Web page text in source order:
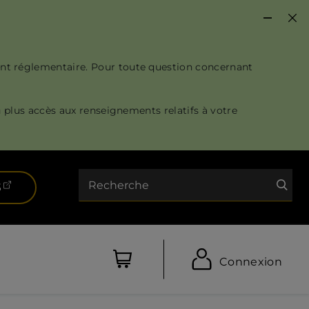
réglementaire. Pour toute question concernant
accès aux renseignements relatifs à votre
(ouvre dans un nouvel onglet)
Connexion